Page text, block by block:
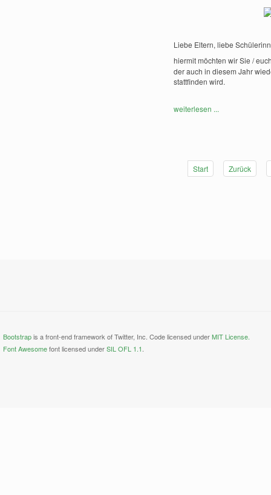
Liebe Eltern, liebe
hiermit möchten wir Sie /
der auch in diesem Jahr
stattﬁnden wird.
weiterlesen ...
Start Zurück
Bootstrapis a front-end framework of Twitter, Inc. Code licensed underMIT License.
Font Awesomefont licensed underSIL OFL 1.1